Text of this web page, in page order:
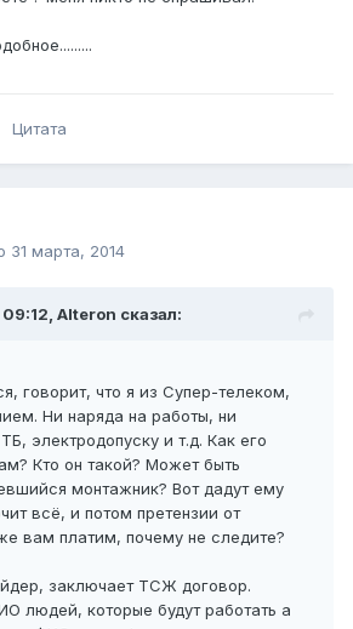
Цитата
31 марта, 2014
Alteron сказал:
говорит, что я из Супер-телеком,
Ни наряда на работы, ни
электродопуску и т.д. Как его
Кто он такой? Может быть
монтажник? Вот дадут ему
всё, и потом претензии от
вам платим, почему не следите?
заключает ТСЖ договор.
людей, которые будут работать а